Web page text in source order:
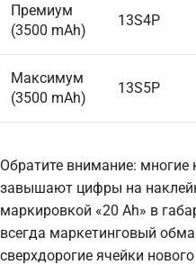
Премиум
(3500 mAh)
13S4P
Максимум
(3500 mAh)
13S5P
Обратите внимание: многие
завышают цифры на
маркировкой «20 Ah» в
всегда маркетинговый
сверхдорогие ячейки